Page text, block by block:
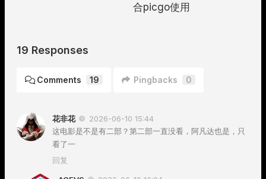
合picgo使用
19 Responses
Comments 19 Pingbacks 0
花非花
2026-06-10 15:44
这电影是不是有二部？第二部一直没看，阿凡达也是，只
看了一
回复